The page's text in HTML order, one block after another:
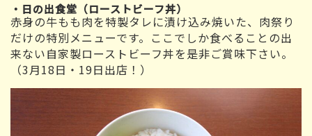
・日の出食堂（ローストビーフ丼）
赤身の牛もも肉を特製タレに漬け込み焼いた、肉祭り
だけの特別メニューです。ここでしか食べることの出
来ない自家製ローストビーフ丼を是非ご賞味下さい。
（3月18日・19日出店！）